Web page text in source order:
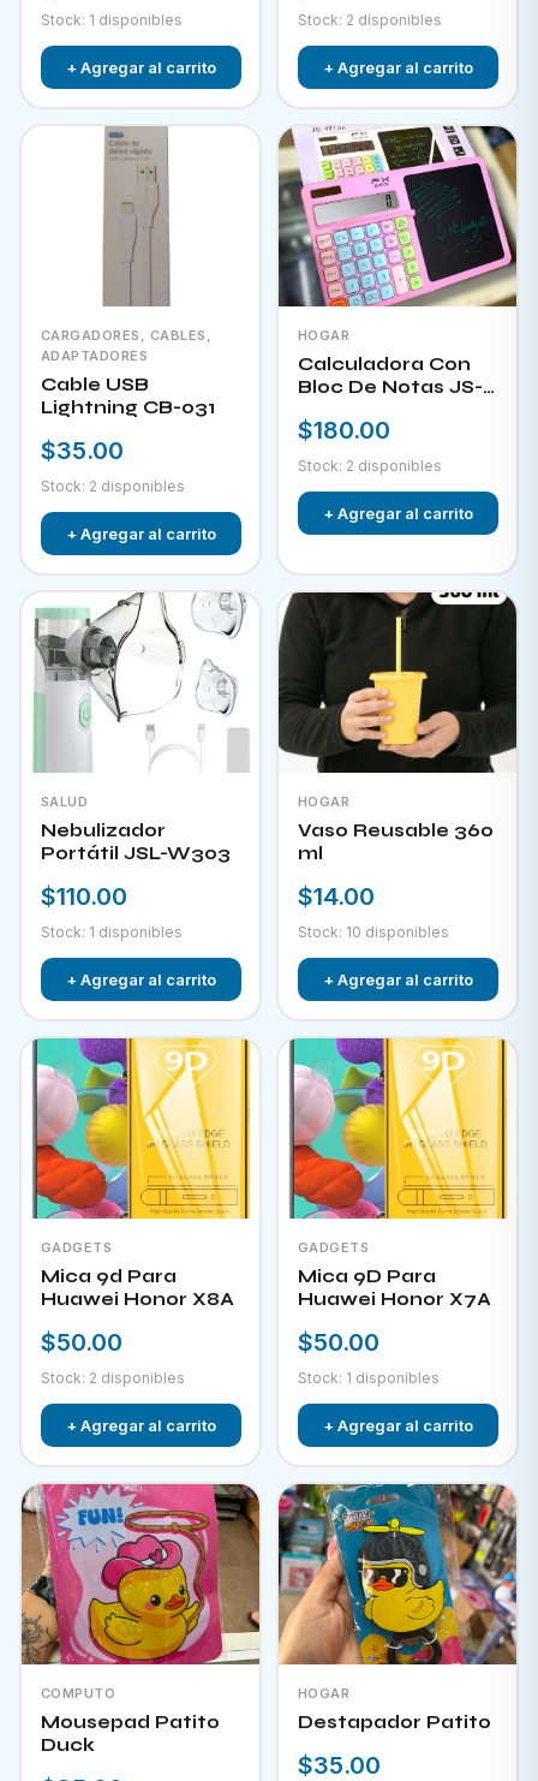
Stock: 1 disponibles
+ Agregar al carrito
Stock: 2 disponibles
+ Agregar al carrito
CARGADORES, CABLES,
ADAPTADORES
Cable USB
Lightning CB-031
$35.00
Stock: 2 disponibles
+ Agregar al carrito
HOGAR
Calculadora Con
Bloc De Notas JS-
$180.00
Stock: 2 disponibles
+ Agregar al carrito
SALUD
Nebulizador
Portátil JSL-W303
$110.00
Stock: 1 disponibles
+ Agregar al carrito
HOGAR
Vaso Reusable 360
ml
$14.00
Stock: 10 disponibles
+ Agregar al carrito
GADGETS
Mica 9d Para
Huawei Honor X8A
$50.00
Stock: 2 disponibles
+ Agregar al carrito
GADGETS
Mica 9D Para
Huawei Honor X7A
$50.00
Stock: 1 disponibles
+ Agregar al carrito
COMPUTO
Mousepad Patito
Duck
HOGAR
Destapador Patito
$35.00